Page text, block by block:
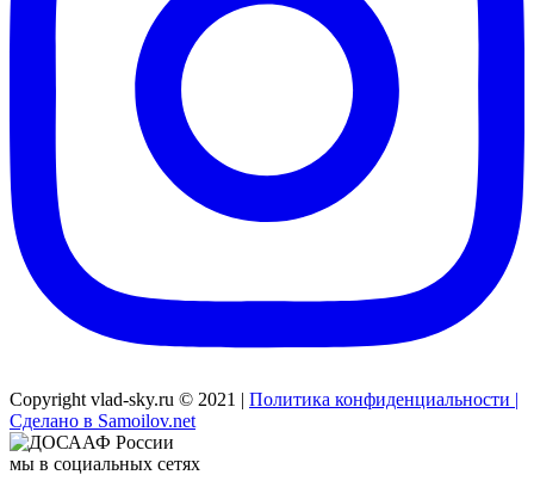
Copyright vlad-sky.ru © 2021 | Политика конфиденциальности |
Сделано в Samoilov.net
мы в социальных сетях